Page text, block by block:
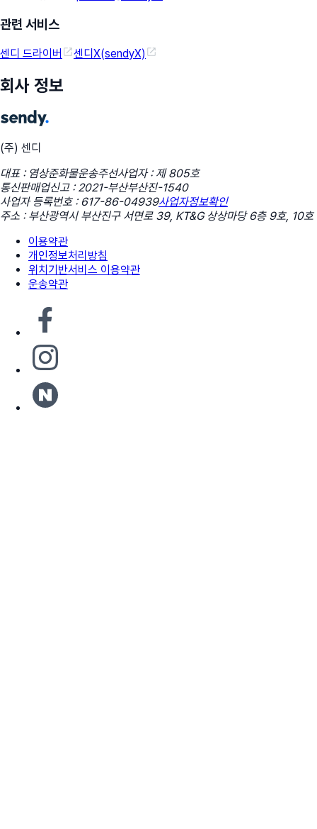
관련 서비스
센디 드라이버 센디X(sendyX)
회사 정보
(주) 센디
대표 : 염상준화물운송주선사업자 : 제 805호
통신판매업신고 : 2021-부산부산진-1540
사업자 등록번호 : 617-86-04939사업자정보확인
주소 : 부산광역시 부산진구 서면로 39, KT&G 상상마당 6층 9호, 10호
이용약관
개인정보처리방침
위치기반서비스 이용약관
운송약관